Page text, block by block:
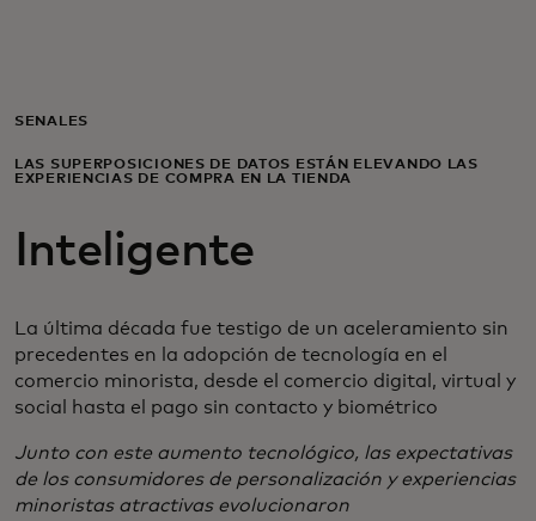
Para empresas
Para innovadores
Noticias y tendencias
SEÑALES
LAS SUPERPOSICIONES DE DATOS ESTÁN ELEVANDO LAS
EXPERIENCIAS DE COMPRA EN LA TIENDA
Inteligente
La última década fue testigo de un aceleramiento sin
precedentes en la adopción de tecnología en el
comercio minorista, desde el comercio digital, virtual y
social hasta el pago sin contacto y biométrico
Junto con este aumento tecnológico, las expectativas
de los consumidores de personalización y experiencias
minoristas atractivas evolucionaron